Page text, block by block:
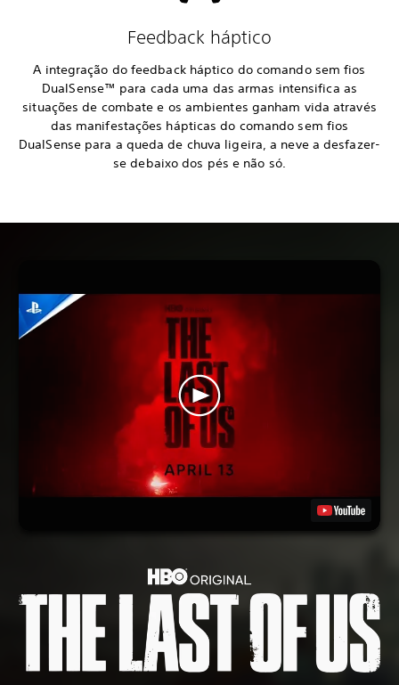
Feedback háptico
A integração do feedback háptico do comando sem fios
DualSense™ para cada uma das armas intensifica as
situações de combate e os ambientes ganham vida através
das manifestações hápticas do comando sem fios
DualSense para a queda de chuva ligeira, a neve a desfazer-
se debaixo dos pés e não só.